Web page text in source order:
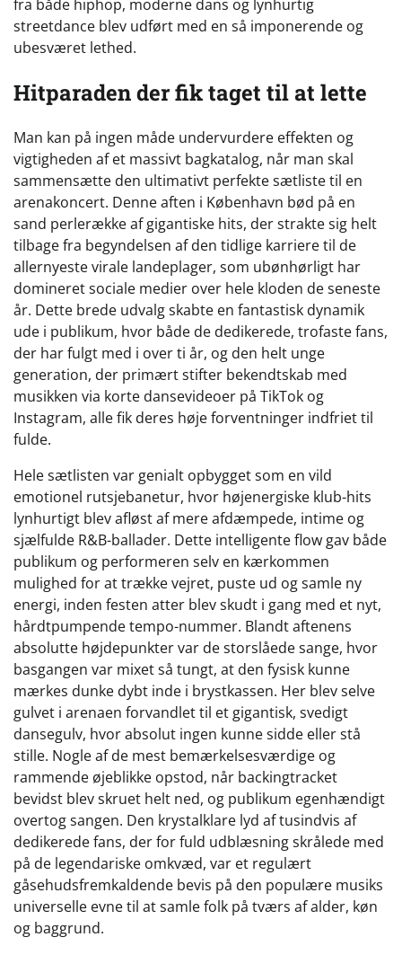
fra både hiphop, moderne dans og lynhurtig
streetdance blev udført med en så imponerende og
ubesværet lethed.
Hitparaden der fik taget til at lette
Man kan på ingen måde undervurdere effekten og
vigtigheden af et massivt bagkatalog, når man skal
sammensætte den ultimativt perfekte sætliste til en
arenakoncert. Denne aften i København bød på en
sand perlerække af gigantiske hits, der strakte sig helt
tilbage fra begyndelsen af den tidlige karriere til de
allernyeste virale landeplager, som ubønhørligt har
domineret sociale medier over hele kloden de seneste
år. Dette brede udvalg skabte en fantastisk dynamik
ude i publikum, hvor både de dedikerede, trofaste fans,
der har fulgt med i over ti år, og den helt unge
generation, der primært stifter bekendtskab med
musikken via korte dansevideoer på TikTok og
Instagram, alle fik deres høje forventninger indfriet til
fulde.
Hele sætlisten var genialt opbygget som en vild
emotionel rutsjebanetur, hvor højenergiske klub-hits
lynhurtigt blev afløst af mere afdæmpede, intime og
sjælfulde R&B-ballader. Dette intelligente flow gav både
publikum og performeren selv en kærkommen
mulighed for at trække vejret, puste ud og samle ny
energi, inden festen atter blev skudt i gang med et nyt,
hårdtpumpende tempo-nummer. Blandt aftenens
absolutte højdepunkter var de storslåede sange, hvor
basgangen var mixet så tungt, at den fysisk kunne
mærkes dunke dybt inde i brystkassen. Her blev selve
gulvet i arenaen forvandlet til et gigantisk, svedigt
dansegulv, hvor absolut ingen kunne sidde eller stå
stille. Nogle af de mest bemærkelsesværdige og
rammende øjeblikke opstod, når backingtracket
bevidst blev skruet helt ned, og publikum egenhændigt
overtog sangen. Den krystalklare lyd af tusindvis af
dedikerede fans, der for fuld udblæsning skrålede med
på de legendariske omkvæd, var et regulært
gåsehudsfremkaldende bevis på den populære musiks
universelle evne til at samle folk på tværs af alder, køn
og baggrund.